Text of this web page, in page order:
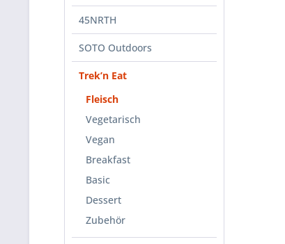
45NRTH
SOTO Outdoors
Trek’n Eat
Fleisch
Vegetarisch
Vegan
Breakfast
Basic
Dessert
Zubehör